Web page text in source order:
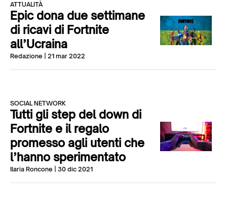
ATTUALITÀ
Epic dona due settimane
di ricavi di Fortnite
all’Ucraina
Redazione | 21 mar 2022
SOCIAL NETWORK
Tutti gli step del down di
Fortnite e il regalo
promesso agli utenti che
l’hanno sperimentato
Ilaria Roncone | 30 dic 2021